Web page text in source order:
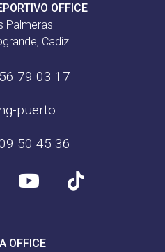
OFFICE
Palmeras
Cadiz
79 03 17
puerto
50 45 36
OFFICE